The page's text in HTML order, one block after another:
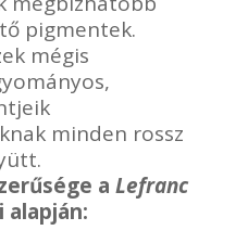
pigmentek.
mégis
minden rossz
a Lefranc